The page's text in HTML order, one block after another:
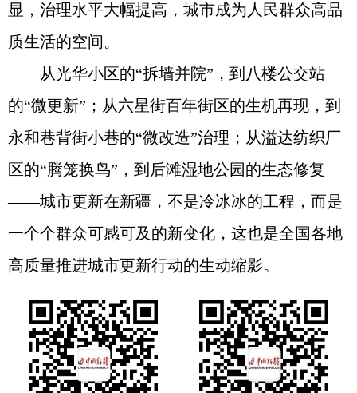
显，治理水平大幅提高，城市成为人民群众高品
质生活的空间。
从光华小区的“拆墙并院”，到八楼公交站
的“微更新”；从六星街百年街区的生机再现，到
永和巷背街小巷的“微改造”治理；从溢达纺织厂
区的“腾笼换鸟”，到后滩湿地公园的生态修复
——城市更新在新疆，不是冷冰冰的工程，而是
一个个群众可感可及的新变化，这也是全国各地
高质量推进城市更新行动的生动缩影。